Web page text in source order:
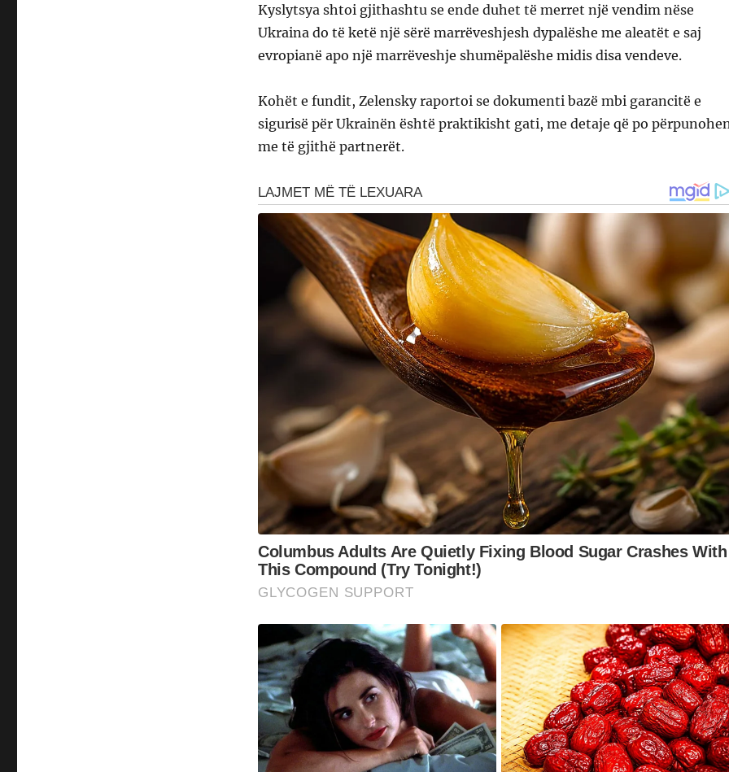
Kyslytsya shtoi gjithashtu se ende duhet të merret një vendim nëse
Ukraina do të ketë një sërë marrëveshjesh dypalëshe me aleatët e saj
evropianë apo një marrëveshje shumëpalëshe midis disa vendeve.
Kohët e fundit, Zelensky raportoi se dokumenti bazë mbi garancitë e
sigurisë për Ukrainën është praktikisht gati, me detaje që po
me të gjithë partnerët.